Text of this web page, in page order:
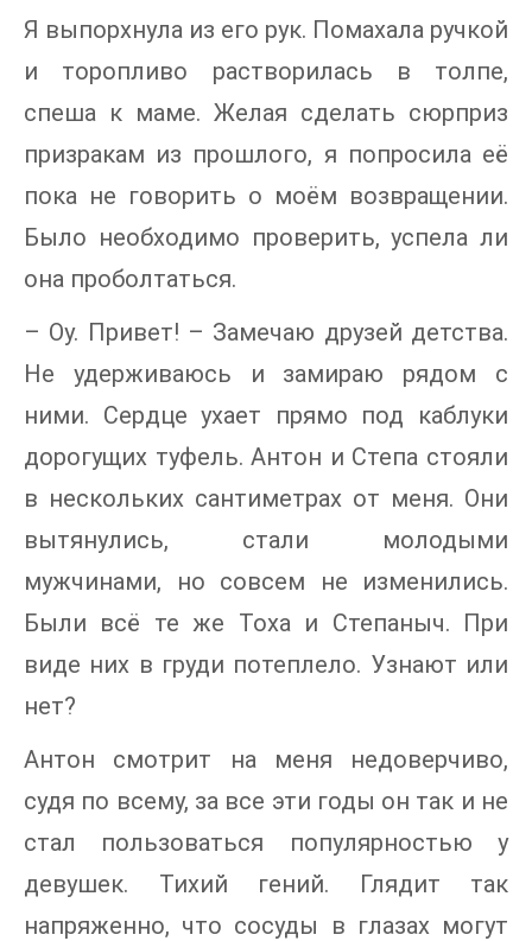
Я выпорхнула из его рук. Помахала ручкой
и торопливо растворилась в толпе,
спеша к маме. Желая сделать сюрприз
призракам из прошлого, я попросила её
пока не говорить о моём возвращении.
Было необходимо проверить, успела ли
она проболтаться.
– Оу. Привет! – Замечаю друзей детства.
Не удерживаюсь и замираю рядом с
ними. Сердце ухает прямо под каблуки
дорогущих туфель. Антон и Степа стояли
в нескольких сантиметрах от меня. Они
вытянулись, стали молодыми
мужчинами, но совсем не изменились.
Были всё те же Тоха и Степаныч. При
виде них в груди потеплело. Узнают или
нет?
Антон смотрит на меня недоверчиво,
судя по всему, за все эти годы он так и не
стал пользоваться популярностью у
девушек. Тихий гений. Глядит так
напряженно, что сосуды в глазах могут